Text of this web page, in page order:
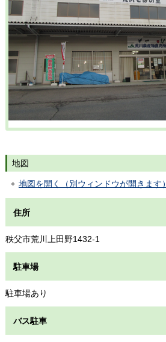
地図
地図を開く（別ウィンドウが開きます）
住所
秩父市荒川上田野1432-1
駐車場
駐車場あり
バス駐車